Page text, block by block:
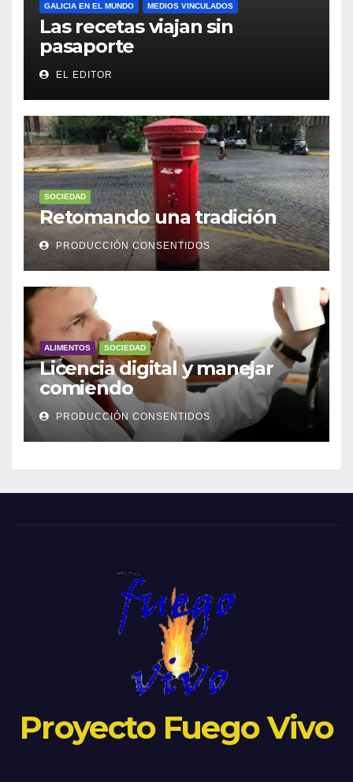
GALICIA EN EL MUNDO MEDIOS VINCULADOS
Las recetas viajan sin
pasaporte
EL EDITOR
SOCIEDAD
Retomando una tradición
PRODUCCIÓN CONSENTIDOS
ALIMENTOS SOCIEDAD
Licencia digital y manejar
comiendo
PRODUCCIÓN CONSENTIDOS
Proyecto Fuego Vivo